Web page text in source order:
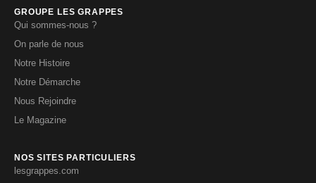
GROUPE LES GRAPPES
Qui sommes-nous ?
On parle de nous
Notre Histoire
Notre Démarche
Nous Rejoindre
Le Magazine
NOS SITES PARTICULIERS
lesgrappes.com